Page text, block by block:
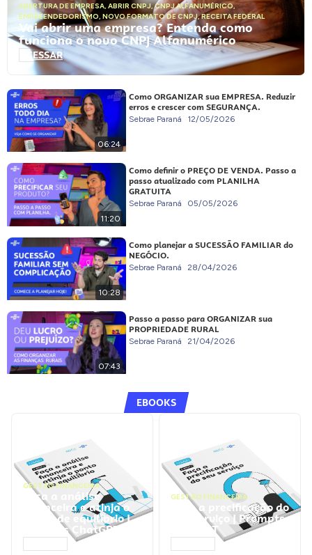
ABERTURA DE EMPRESA, ABRIR CNPJ,CNPJ ALFANUMÉRICO,
EMPREENDEDORISMO, NOVO FORMATO DE CNPJ,RECEITA FEDERAL
Vai abrir uma empresa? Entenda como
funciona o novo CNPJ Alfanumérico
ACESSAR
06:24
Como ORGANIZAR sua EMPRESA. Reduzir
erros e crescer com SEGURANÇA.
Sebrae Paraná 12/05/2026
11:20
Como definir o PREÇO DE VENDA. Passo a
passo atualizado com PLANILHA
GRATUITA
Sebrae Paraná 05/05/2026
10:28
Como planejar a SUCESSÃO FAMILIAR do
NEGÓCIO.
Sebrae Paraná 28/04/2026
07:43
Passo a passo para ORGANIZAR sua
PROPRIEDADE RURAL
Sebrae Paraná 21/04/2026
EBOOKS
GESTÃO FINANCEIRA
Faça a análise
financeira e atinja o
ponto de equilíbrio |
Prompts ChatGPT
GESTÃO FINANCEIRA
Faça a precificação do
seu serviço | Prompts
ChatGPT